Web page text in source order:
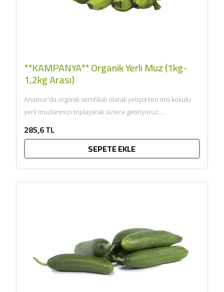
**KAMPANYA** Organik Yerli Muz (1kg-
1,2kg Arası)
Anamur'da organik sertifikalı olarak yetiştirilen mis kokulu
yerli muzlarımızı toplayarak sizlere getiriyoruz....
285,6 TL
SEPETE EKLE